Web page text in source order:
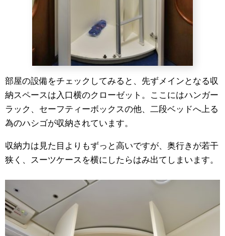
部屋の設備をチェックしてみると、先ずメインとなる収
納スペースは入口横のクローゼット。ここにはハンガー
ラック、セーフティーボックスの他、二段ベッドへ上る
為のハシゴが収納されています。
収納力は見た目よりもずっと高いですが、奥行きが若干
狭く、スーツケースを横にしたらはみ出てしまいます。